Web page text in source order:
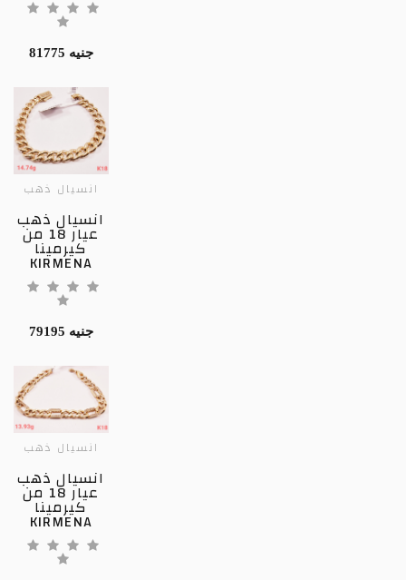
81775 جنيه
انسيال ذهب
انسيال ذهب
عيار 18 من
كيرمينا
KIRMENA
79195 جنيه
انسيال ذهب
انسيال ذهب
عيار 18 من
كيرمينا
KIRMENA